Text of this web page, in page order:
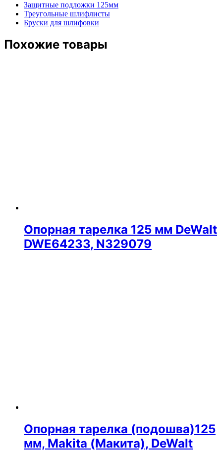
Защитные подложки 125мм
Треугольные шлифлисты
Бруски для шлифовки
Похожие товары
Опорная тарелка 125 мм DeWalt
DWE64233, N329079
Опорная тарелка (подошва)125
мм, Makita (Макита), DeWalt